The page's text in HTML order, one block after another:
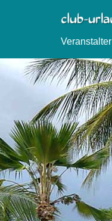
Veranstalter